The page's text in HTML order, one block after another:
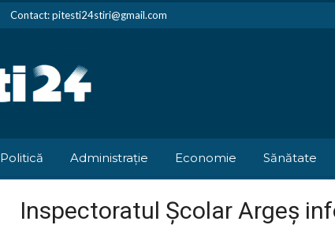
Contact: pitesti24stiri@gmail.com
Politică Administrație Economie Sănătate
Inspectoratul Școlar Argeș